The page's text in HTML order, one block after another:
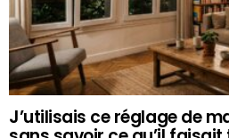
J’utilisais ce réglage de